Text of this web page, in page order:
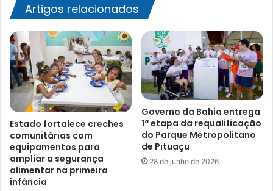
desta
terça-
feira
(14)
Artigos relacionados
Estado fortalece creches
comunitárias com
equipamentos para
ampliar a segurança
alimentar na primeira
infância
Governo da Bahia entrega
1ª etapa da requalificação
do Parque Metropolitano
de Pituaçu
28 de junho de 2026